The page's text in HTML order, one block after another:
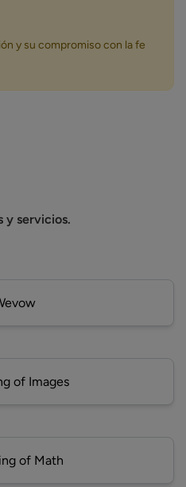
y su compromiso con la fe
y servicios.